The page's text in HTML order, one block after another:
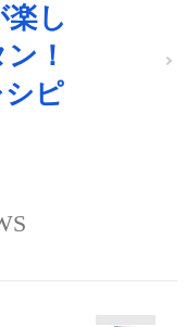
し
！
シピ